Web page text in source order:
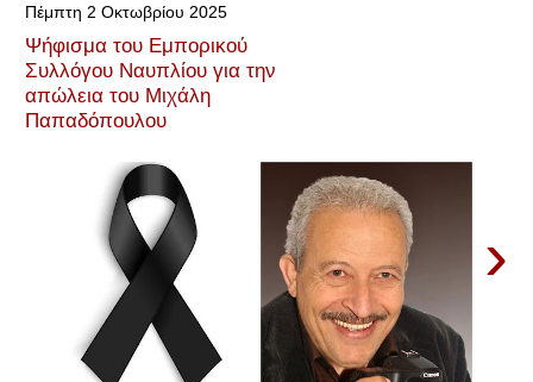
Πέμπτη 2 Οκτωβρίου 2025
Ψήφισμα του Εμπορικού
Συλλόγου Ναυπλίου για την
απώλεια του Μιχάλη
Παπαδόπουλου
›